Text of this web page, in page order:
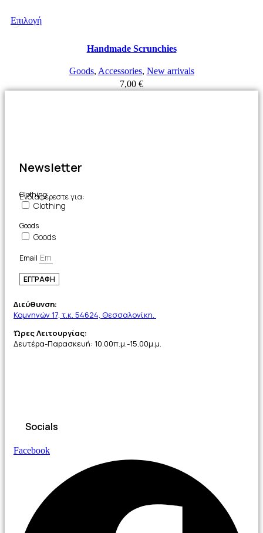
Επιλογή
επιλεγούν
στη
του
Handmade Scrunchies
Goods, Accessories, New arrivals
7,00 €
Newsletter
Ενδιαφέρεστε για:
Clothing
Clothing
Goods
Goods
Email
ΕΓΓΡΑΦΗ
Διεύθυνση:
Κομνηνών 17, τ.κ. 54624, Θεσσαλονίκη.
Ώρες Λειτουργίας:
Δευτέρα-Παρασκευή: 10.00π.μ.-15.00μ.μ.
Socials
Facebook